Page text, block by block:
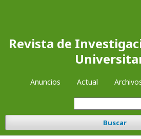
Revista de
Anuncios Actual
Buscar